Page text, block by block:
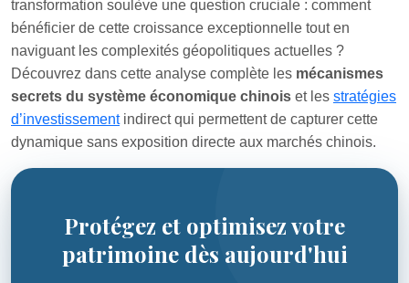
transformation soulève une question cruciale : comment
bénéficier de cette croissance exceptionnelle tout en
naviguant les complexités géopolitiques actuelles ?
Découvrez dans cette analyse complète les mécanismes
secrets du système économique chinois et les stratégies
d’investissementindirect qui permettent de capturer cette
dynamique sans exposition directe aux marchés chinois.
Protégez et optimisez votre
patrimoine dès aujourd'hui